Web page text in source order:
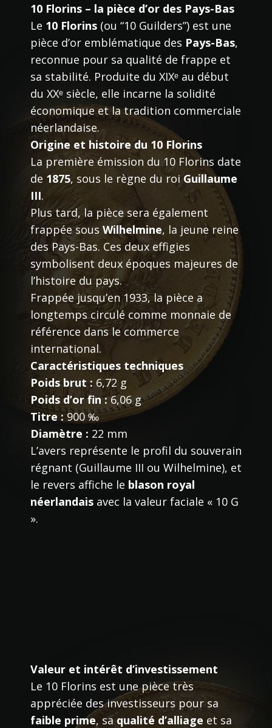
10 Florins – la pièce d’or des Pays-Bas
Le 10 Florins (ou “10 Guilders”) est une
pièce d’or emblématique des Pays-Bas,
reconnue pour sa qualité de frappe et
sa stabilité. Produite du XIXᵉ au début
du XXᵉ siècle, elle incarne la solidité
économique et la tradition commerciale
néerlandaise.
Origine et histoire du 10 Florins
La première émission du 10 Florins date
de 1875, sous le règne du roi Guillaume
III.
Plus tard, la pièce sera également
frappée sous Wilhelmine, la jeune reine
des Pays-Bas. Ces deux effigies
symbolisent deux époques majeures de
l’histoire du pays.
Frappée jusqu’en 1933, la pièce a
longtemps circulé comme monnaie de
référence dans le commerce
international.
Caractéristiques techniques
Poids brut : 6,72 g
Poids d’or fin :6,06 g
Titre :900 ‰
Diamètre : 22 mm
L’avers représente le profil du souverain
régnant (Guillaume III ou Wilhelmine), et
le revers affiche le blason royal
néerlandais avec la valeur faciale « 10 G
».
Valeur et intérêt d’investissement
Le 10 Florins est une pièce très
appréciée des investisseurs pour sa
faible prime, saqualité d’alliage et sa